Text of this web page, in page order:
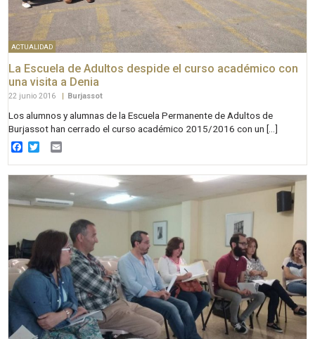
ACTUALIDAD
La Escuela de Adultos despide el curso académico con
una visita a Denia
22 junio 2016 Burjassot
Los alumnos y alumnas de la Escuela Permanente de Adultos de
Burjassot han cerrado el curso académico 2015/2016 con un […]
Facebook
Twitter